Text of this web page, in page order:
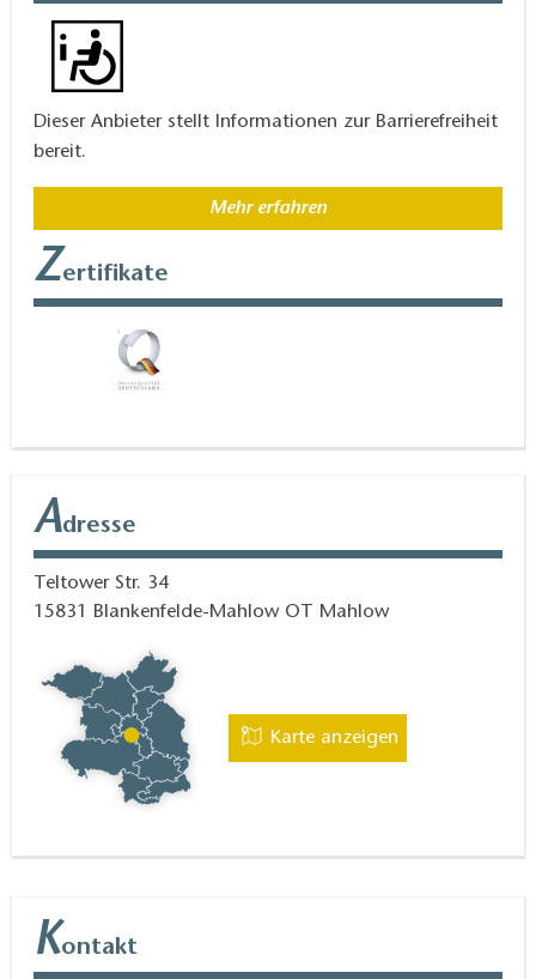
Dieser Anbieter stellt Informationen zur Barrierefreiheit
bereit.
Mehr erfahren
Zertifikate
Adresse
Teltower Str. 34
15831 Blankenfelde-Mahlow OT Mahlow
Karte anzeigen
Kontakt